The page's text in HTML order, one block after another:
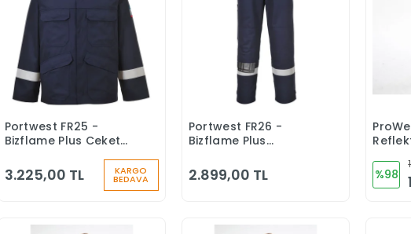
Sepete Ekle
Portwest FR25 -
Bizflame Plus Ceket
3.225,00 TL KARGO
BEDAVA
Sepete Ekle
Portwest FR26 -
Bizflame Plus
Alev Almaz
2.899,00 TL %98